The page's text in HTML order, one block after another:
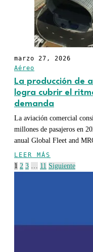
marzo 27, 2026
Aéreo
La producción de
logra cubrir el
demanda
La aviación comercial
millones de pasajeros en
anual Global Fleet and
LEER MÁS
1 2 3 … 11 Siguiente